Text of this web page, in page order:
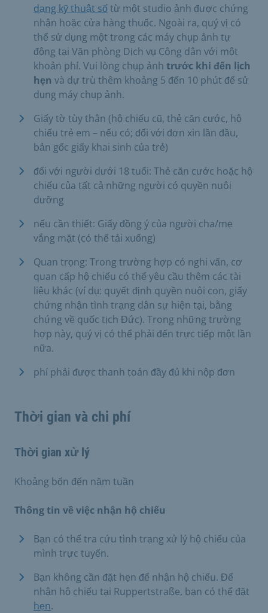
dạng kỹ thuật số từ một studio ảnh được chứng
nhận hoặc cửa hàng thuốc. Ngoài ra, quý vị có
thể sử dụng một trong các máy chụp ảnh tự
động tại Văn phòng Dịch vụ Công dân với một
khoản phí. Vui lòng chụp ảnh trước khi đến lịch
hẹn và dự trù thêm khoảng 5 đến 10 phút để sử
dụng máy chụp ảnh.
Giấy tờ tùy thân (hộ chiếu cũ, thẻ căn cước, hộ
chiếu trẻ em – nếu có; đối với đơn xin lần đầu,
bản gốc giấy khai sinh của trẻ)
đối với người dưới 18 tuổi: Thẻ căn cước hoặc hộ
chiếu của tất cả những người có quyền nuôi
dưỡng
nếu cần thiết: Giấy đồng ý của người cha/mẹ
vắng mặt (có thể tải xuống)
Quan trọng: Trong trường hợp có nghi vấn, cơ
quan cấp hộ chiếu có thể yêu cầu thêm các tài
liệu khác (ví dụ: quyết định quyền nuôi con, giấy
chứng nhận tình trạng dân sự hiện tại, bằng
chứng về quốc tịch Đức). Trong những trường
hợp này, quý vị có thể phải đến trực tiếp một lần
nữa.
phí phải được thanh toán đầy đủ khi nộp đơn
Thời gian và chi phí
Thời gian xử lý
Khoảng bốn đến năm tuần
Thông tin về việc nhận hộ chiếu
Bạn có thể tra cứu tình trạng xử lý hộ chiếu của
mình trực tuyến.
Bạn không cần đặt hẹn để nhận hộ chiếu. Để
nhận hộ chiếu tại Ruppertstraße, bạn có thể đặt
hẹn.